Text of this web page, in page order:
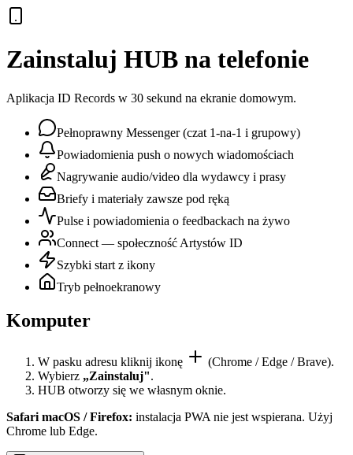
Zainstaluj HUB na telefonie
Aplikacja ID Records w 30 sekund na ekranie domowym.
Pełnoprawny Messenger (czat 1-na-1 i grupowy)
Powiadomienia push o nowych wiadomościach
Nagrywanie audio/video dla wydawcy i prasy
Briefy i materiały zawsze pod ręką
Pulse i powiadomienia o feedbackach na żywo
Connect — społeczność Artystów ID
Szybki start z ikony
Tryb pełnoekranowy
Komputer
W pasku adresu kliknij ikonę
(Chrome / Edge / Brave).
Wybierz „Zainstaluj".
HUB otworzy się we własnym oknie.
Safari macOS / Firefox: instalacja PWA nie jest wspierana. Użyj
Chrome lub Edge.